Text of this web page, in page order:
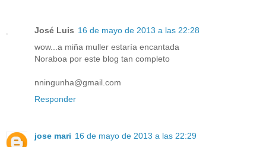
José Luis 16 de mayo de 2013 a las 22:28
wow...a miña muller estaría encantada
Noraboa por este blog tan completo
nningunha@gmail.com
Responder
jose mari 16 de mayo de 2013 a las 22:29